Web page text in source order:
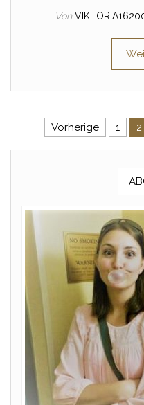
Von
Vorherige 1 2